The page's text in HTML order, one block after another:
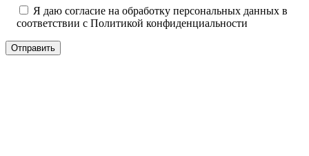
Я даю согласие на обработку персональных данных в
соответствии с Политикой конфиденциальности